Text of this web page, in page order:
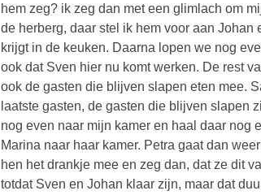
hem zeg? ik zeg dan met een glimlach om
de herberg, daar stel ik hem voor aan
krijgt in de keuken. Daarna lopen we nog
ook dat Sven hier nu komt werken. De rest
ook de gasten die blijven slapen eten mee.
laatste gasten, de gasten die blijven slapen
nog even naar mijn kamer en haal daar
Marina naar haar kamer. Petra gaat dan
hen het drankje mee en zeg dan, dat ze dit
totdat Sven en Johan klaar zijn, maar dat